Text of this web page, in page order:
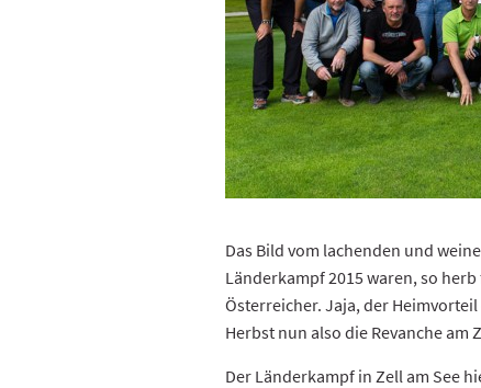
Das Bild vom lachenden und
Länderkampf 2015 waren, so
Österreicher. Jaja, der
Herbst nun also die Revanche am
Der Länderkampf in Zell am See